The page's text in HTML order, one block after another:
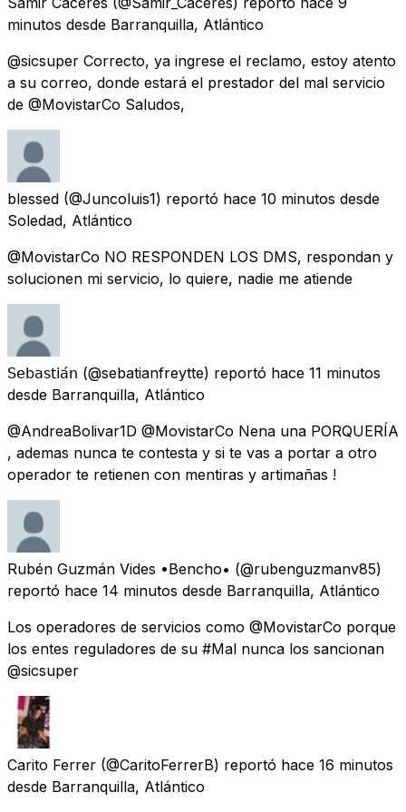
minutos desde Barranquilla, Atlántico
@sicsuper Correcto, ya ingrese el reclamo, estoy atento
a su correo, donde estará el prestador del mal servicio
de @MovistarCo Saludos,
blessed (@Juncoluis1) reportó hace 10 minutos desde
Soledad, Atlántico
@MovistarCo NO RESPONDEN LOS DMS, respondan y
solucionen mi servicio, lo quiere, nadie me atiende
𝖲𝖾𝖻𝖺𝗌𝗍𝗂𝖺́𝗇 (@sebatianfreytte) reportó hace 11 minutos
desde Barranquilla, Atlántico
@AndreaBolivar1D @MovistarCo Nena una PORQUERÍA
, ademas nunca te contesta y si te vas a portar a otro
operador te retienen con mentiras y artimañas !
Rubén Guzmán Vides •Bencho• (@rubenguzmanv85)
reportó hace 14 minutos desde Barranquilla, Atlántico
Los operadores de servicios como @MovistarCo porque
los entes reguladores de su #Mal nunca los sancionan
@sicsuper
Carito Ferrer (@CaritoFerrerB) reportó hace 16 minutos
desde Barranquilla, Atlántico